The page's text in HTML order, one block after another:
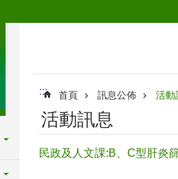
::: 首頁 訊息公佈 活動
活動訊息
民政及人文課:B、C型肝炎